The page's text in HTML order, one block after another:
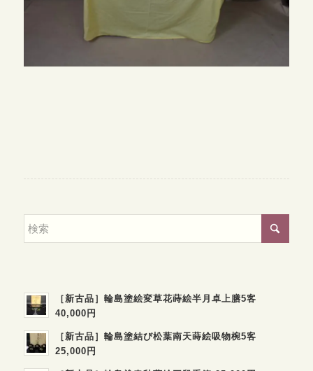
［新古品］輪島塗絵変草花蒔絵半月卓上膳5客
40,000円
［新古品］輪島塗結び松葉南天蒔絵吸物椀5客
25,000円